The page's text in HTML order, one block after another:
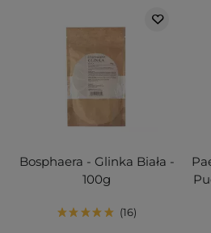
Bosphaera - Glinka Biała -
100g
16